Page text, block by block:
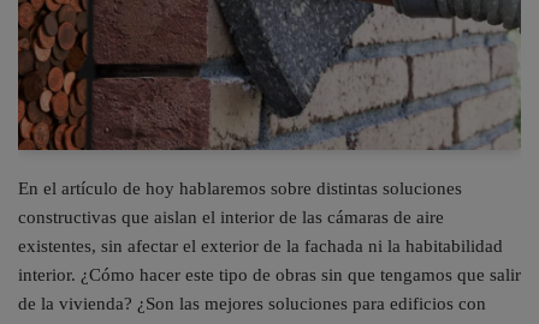
En el artículo de hoy hablaremos sobre distintas soluciones
constructivas que aislan el interior de las cámaras de aire
existentes, sin afectar el exterior de la fachada ni la habitabilidad
interior. ¿Cómo hacer este tipo de obras sin que tengamos que salir
de la vivienda? ¿Son las mejores soluciones para edificios con